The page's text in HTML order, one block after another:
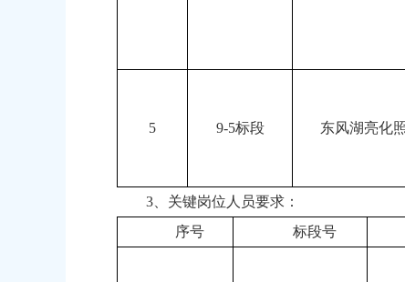
5 9-5标段 东风湖亮化
3、关键岗位人员要求：
序号
标段号